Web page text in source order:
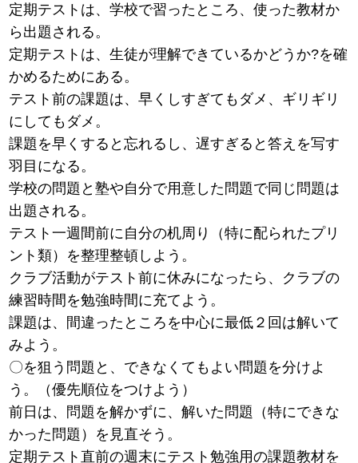
定期テストは、学校で習ったところ、使った教材か
ら出題される。
定期テストは、生徒が理解できているかどうか?を確
かめるためにある。
テスト前の課題は、早くしすぎてもダメ、ギリギリ
にしてもダメ。
課題を早くすると忘れるし、遅すぎると答えを写す
羽目になる。
学校の問題と塾や自分で用意した問題で同じ問題は
出題される。
テスト一週間前に自分の机周り（特に配られたプリ
ント類）を整理整頓しよう。
クラブ活動がテスト前に休みになったら、クラブの
練習時間を勉強時間に充てよう。
課題は、間違ったところを中心に最低２回は解いて
みよう。
〇を狙う問題と、できなくてもよい問題を分けよ
う。（優先順位をつけよう）
前日は、問題を解かずに、解いた問題（特にできな
かった問題）を見直そう。
定期テスト直前の週末にテスト勉強用の課題教材を